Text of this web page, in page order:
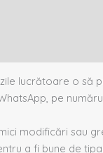
zile lucrătoare o să
pe
modificări sau
a fi bune de